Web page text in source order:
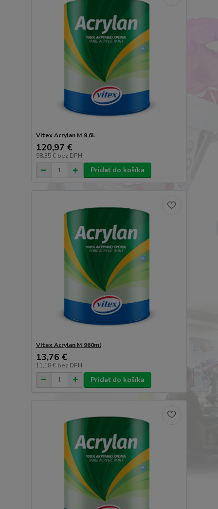
Vitex Acrylan M 9,6L
120,97 €
98,35 € bez DPH
Pridať do košíka
Vitex Acrylan M 960ml
13,76 €
11,18 € bez DPH
Pridať do košíka